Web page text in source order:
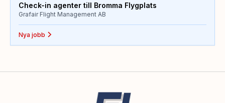
Check-in agenter till Bromma Flygplats
Grafair Flight Management AB
Nya jobb